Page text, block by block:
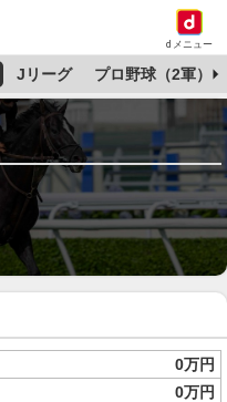
dメニュー
Jリーグ プロ野球（2軍）
0万円
0万円